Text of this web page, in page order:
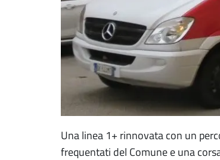
Una linea 1+ rinnovata con un
frequentati del Comune e una